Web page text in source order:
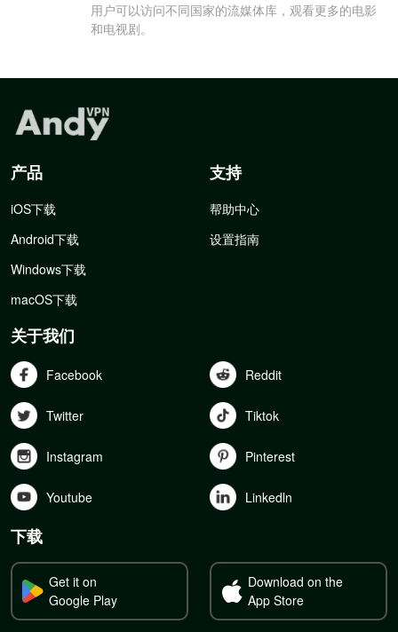
用户可以访问不同国家的流媒体库，观看更多的电影
和电视剧。
产品
iOS下载
Android下载
Windows下载
macOS下载
支持
帮助中心
设置指南
关于我们
Facebook Reddit
Twitter Tiktok
Instagram Pinterest
Youtube Linkedln
下载
Get it on
Google Play
Download on the
App Store